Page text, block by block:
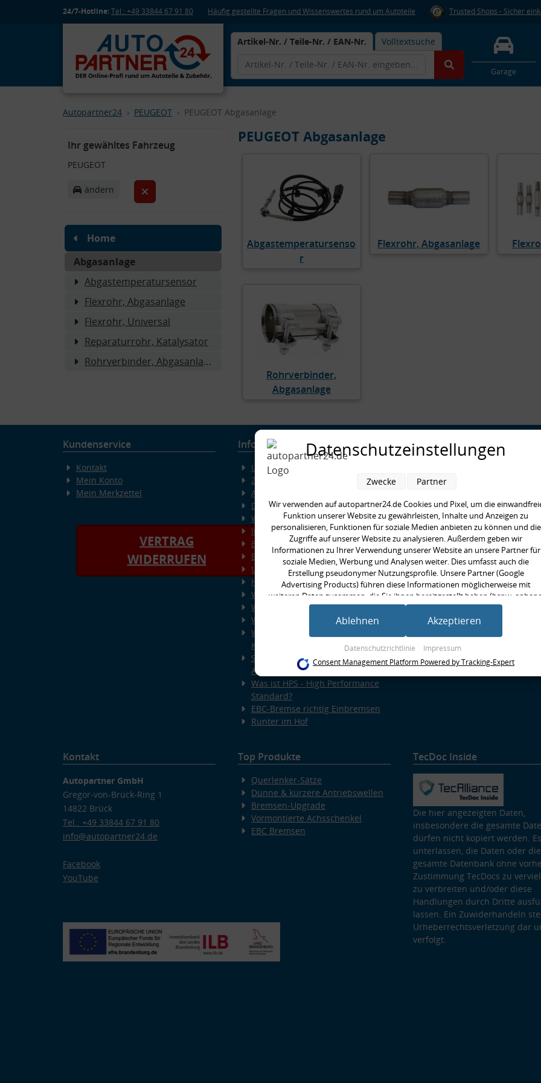
24/7-Hotline:Tel.: +49 33844 67 91 80 Häufig gestellte Fragen und Wissenswertes rund um Autoteile Trusted Shops - Sicher
Artikel-Nr. / Teile-Nr. / EAN-Nr. Volltextsuche
Garage
Autopartner24 PEUGEOT PEUGEOT Abgasanlage
Ihr gewähltes Fahrzeug
PEUGEOT
ändern
Home
Abgasanlage
Abgastemperatursensor
Flexrohr, Abgasanlage
Flexrohr, Universal
Reparaturrohr, Katalysator
Rohrverbinder, Abgasanlage
PEUGEOT Abgasanlage
Abgastemperatursenso
r
Flexrohr, Abgasanlage
Rohrverbinder,
Abgasanlage
Kundenservice
Kontakt
Mein Konto
Mein Merkzettel
VERTRAG
WIDERRUFEN
Informationen
Über uns
Zahlung & Versand
AGB
Datenschutz
Widerruf
Impressum
Erklärung zur Barrierefreiheit
Bildnachweis
Unsere Partner
Häufig gestellte Fragen
Wissenswertes rund um Querlenker
Wissenswertes rund ums Fahrwerk
Wissenswertes rund ums Radlager
Wissenswertes rund um
Kupplungen
Special Parts: Auto-Tuning bei
AUTOPARTNER24
Was ist HPS - High Performance
Standard?
EBC-Bremse richtig Einbremsen
Runter im Hof
Zahlungsarten
Kontakt
Autopartner GmbH
Gregor-von-Brück-Ring 1
14822 Brück
Tel.: +49 33844 67 91 80
info@autopartner24.de
Facebook
YouTube
Top Produkte
Querlenker-Sätze
Dünne & kürzere Antriebswellen
Bremsen-Upgrade
Vormontierte Achsschenkel
EBC Bremsen
TecDoc Inside
Die hier angezeigten Daten,
insbesondere die gesamte
dürfen nicht kopiert werden.
unterlassen, die Daten oder die
gesamte Datenbank ohne
Zustimmung TecDocs zu
zu verbreiten und/oder diese
Handlungen durch Dritte
lassen. Ein Zuwiderhandeln
Urheberrechtsverletzung dar
verfolgt.
Datenschutzeinstellungen
Wir verwenden auf autopartner24.de Cookies und Pixel, um die
Funktion unserer Website zu gewährleisten, Inhalte und Anzeigen zu
personalisieren, Funktionen für soziale Medien anbieten zu können und die
Zugriffe auf unserer Website zu analysieren. Außerdem geben wir
Informationen zu Ihrer Verwendung unserer Website an unsere Partner für
soziale Medien, Werbung und Analysen weiter. Dies umfasst auch die
Erstellung pseudonymer Nutzungsprofile. Unsere Partner (Google
Advertising Products) führen diese Informationen möglicherweise mit
weiteren Daten zusammen, die Sie ihnen bereitgestellt haben (bspw.
eines persönlichen Accounts) oder welche sie im Rahmen Ihrer Nutzung der
Dienste gesammelt haben (bspw. Nutzungsdaten anderer Geräte). Ihre
Einwilligung zur Nutzung von Cookies und Pixeln können Sie jederzeit
dort die entsprechenden Anpassungen vornehmen.
Zwecke der Datenverarbeitung durch unsere Partner:
Speichern von oder Zugriff auf Informationen auf einem Endgerät
Verwendung reduzierter Daten zur Auswahl von Werbeanzeigen
Erstellung von Profilen für personalisierte Werbung
Verwendung von Profilen zur Auswahl personalisierter Werbung
Messung der Werbeleistung
Messung der Performance von Inhalten
verschiedenen Quellen
Entwicklung und Verbesserung der Angebote
Verwendung reduzierter Daten zur Auswahl von Inhalten
Besondere Features:
Verwendung genauer Standortdaten
Endgeräteeigenschaften zur Identifikation aktiv abfragen
Datenschutzrichtlinie Impressum
Zwecke Partner
Ablehnen Akzeptieren
Consent Management Platform Powered by Tracking-Expert